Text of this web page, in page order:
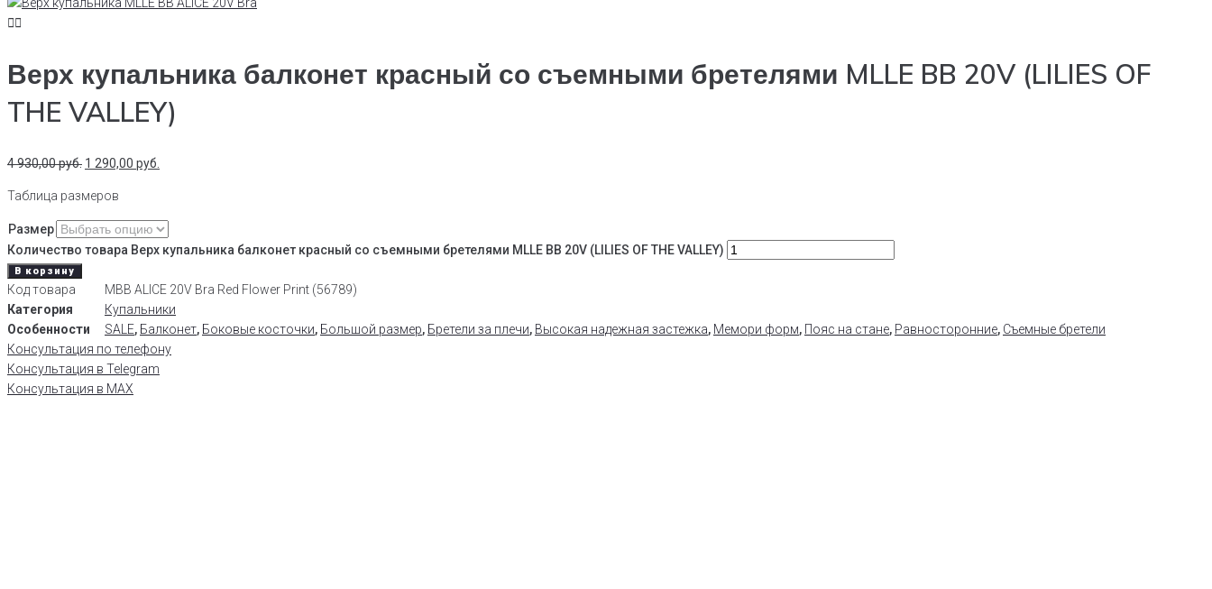
Верх купальника балконет красный со съемными бретелями MLLE BB 20V (LILIES OF
THE VALLEY)
4 930,00руб. 1 290,00 руб.
Таблица размеров
Размер
Количество товара Верх купальника балконет красный со съемными бретелями MLLE BB 20V (LILIES OF THE VALLEY)
В корзину
Код товара
MBB ALICE 20V Bra Red Flower Print (56789)
Категория
Купальники
Особенности
SALE, Балконет, Боковые косточки, Большой размер, Бретели за плечи, Высокая надежная застежка, Мемори форм, Пояс на стане, Равносторонние, Съемные бретели
Консультация по телефону
Консультация в Telegram
Консультация в MAX